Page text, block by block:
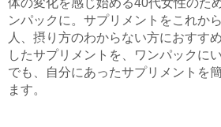
体の変化を感じ始める40代女性のた
ンパックに。サプリメントをこれか
人、摂り方のわからない方におすす
したサプリメントを、ワンパックに
でも、自分にあったサプリメントを
ます。